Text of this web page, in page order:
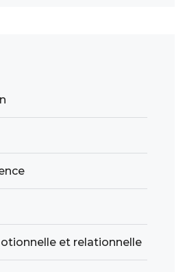
et relationnelle